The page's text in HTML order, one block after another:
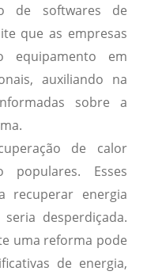
de softwares de
que as empresas
equipamento em
auxiliando na
sobre a
de calor
Esses
recuperar energia
desperdiçada.
uma reforma pode
de energia,